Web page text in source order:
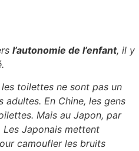
l’autonomie de l’enfant, il y
toilettes ne sont pas un
En Chine, les gens
Mais au Japon, par
Les Japonais mettent
camoufler les bruits